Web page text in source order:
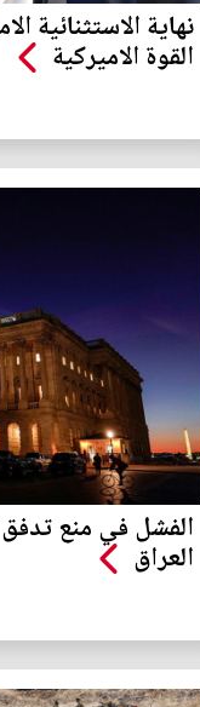
نهاية الاستثنائية
القوة الاميركية
الفشل في منع تدفق
العراق